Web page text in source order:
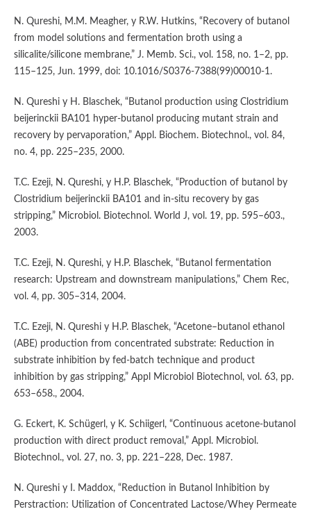
N. Qureshi, M.M. Meagher, y R.W. Hutkins, “Recovery of butanol
from model solutions and fermentation broth using a
silicalite/silicone membrane,” J. Memb. Sci., vol. 158, no. 1–2, pp.
115–125, Jun. 1999, doi: 10.1016/S0376-7388(99)00010-1.
N. Qureshi y H. Blaschek, “Butanol production using Clostridium
beijerinckii BA101 hyper-butanol producing mutant strain and
recovery by pervaporation,” Appl. Biochem. Biotechnol., vol. 84,
no. 4, pp. 225–235, 2000.
T.C. Ezeji, N. Qureshi, y H.P. Blaschek, “Production of butanol by
Clostridium beijerinckii BA101 and in-situ recovery by gas
stripping,” Microbiol. Biotechnol. World J, vol. 19, pp. 595–603.,
2003.
T.C. Ezeji, N. Qureshi, y H.P. Blaschek, “Butanol fermentation
research: Upstream and downstream manipulations,” Chem Rec,
vol. 4, pp. 305–314, 2004.
T.C. Ezeji, N. Qureshi y H.P. Blaschek, “Acetone–butanol ethanol
(ABE) production from concentrated substrate: Reduction in
substrate inhibition by fed-batch technique and product
inhibition by gas stripping,” Appl Microbiol Biotechnol, vol. 63, pp.
653–658., 2004.
G. Eckert, K. Schügerl, y K. Schiigerl, “Continuous acetone-butanol
production with direct product removal,” Appl. Microbiol.
Biotechnol., vol. 27, no. 3, pp. 221–228, Dec. 1987.
N. Qureshi y I. Maddox, “Reduction in Butanol Inhibition by
Perstraction: Utilization of Concentrated Lactose/Whey Permeate